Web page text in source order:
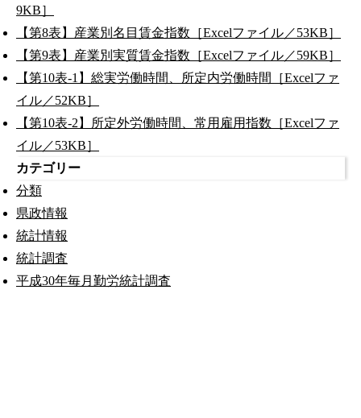
9KB］
【第8表】産業別名目賃金指数［Excelファイル／53KB］
【第9表】産業別実質賃金指数［Excelファイル／59KB］
【第10表-1】総実労働時間、所定内労働時間［Excelファ
イル／52KB］
【第10表-2】所定外労働時間、常用雇用指数［Excelファ
イル／53KB］
カテゴリー
分類
県政情報
統計情報
統計調査
平成30年毎月勤労統計調査